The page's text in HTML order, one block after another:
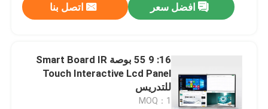
مسكن
معلومات عنا
افضل سعر اتصل بنا
16: 9 55 بوصة Smart Board IR
Touch Interactive Lcd Panel
للتدريس
MOQ：1